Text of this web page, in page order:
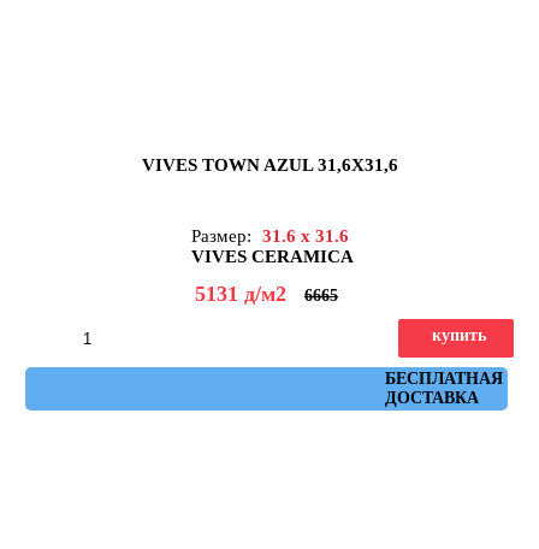
VIVES TOWN AZUL 31,6X31,6
Размер:
31.6 x 31.6
VIVES CERAMICA
5131 д/м2 6665
БЕСПЛАТНАЯ
ДОСТАВКА
купить